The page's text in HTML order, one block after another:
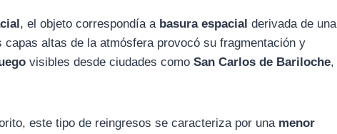
, el objeto correspondía a basura espacial derivada de una
altas de la atmósfera provocó su fragmentación y
visibles desde ciudades comoSan Carlos de Bariloche,
este tipo de reingresos se caracteriza por una menor